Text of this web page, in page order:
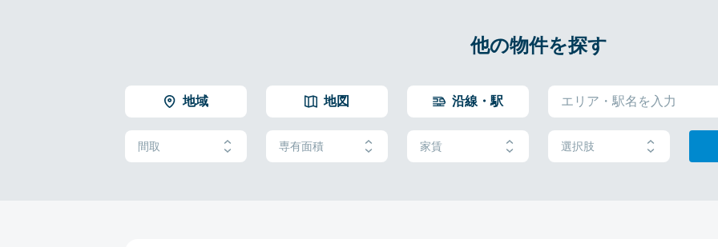
他の物件を探す
地域 地図 沿線・駅
間取 専有面積 家賃 選択肢